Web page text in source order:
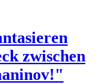
zwischen